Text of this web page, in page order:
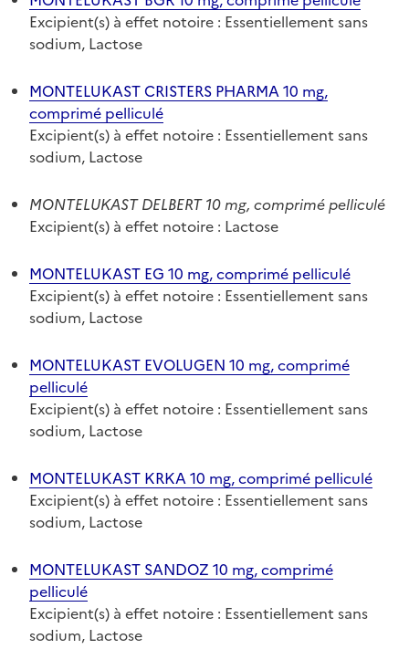
Excipient(s) à effet notoire : Essentiellement sans
sodium, Lactose
MONTELUKAST CRISTERS PHARMA 10 mg,
comprimé pelliculé
Excipient(s) à effet notoire : Essentiellement sans
sodium, Lactose
MONTELUKAST DELBERT 10 mg, comprimé pelliculé
Excipient(s) à effet notoire : Lactose
MONTELUKAST EG 10 mg, comprimé pelliculé
Excipient(s) à effet notoire : Essentiellement sans
sodium, Lactose
MONTELUKAST EVOLUGEN 10 mg, comprimé
pelliculé
Excipient(s) à effet notoire : Essentiellement sans
sodium, Lactose
MONTELUKAST KRKA 10 mg, comprimé pelliculé
Excipient(s) à effet notoire : Essentiellement sans
sodium, Lactose
MONTELUKAST SANDOZ 10 mg, comprimé
pelliculé
Excipient(s) à effet notoire : Essentiellement sans
sodium, Lactose